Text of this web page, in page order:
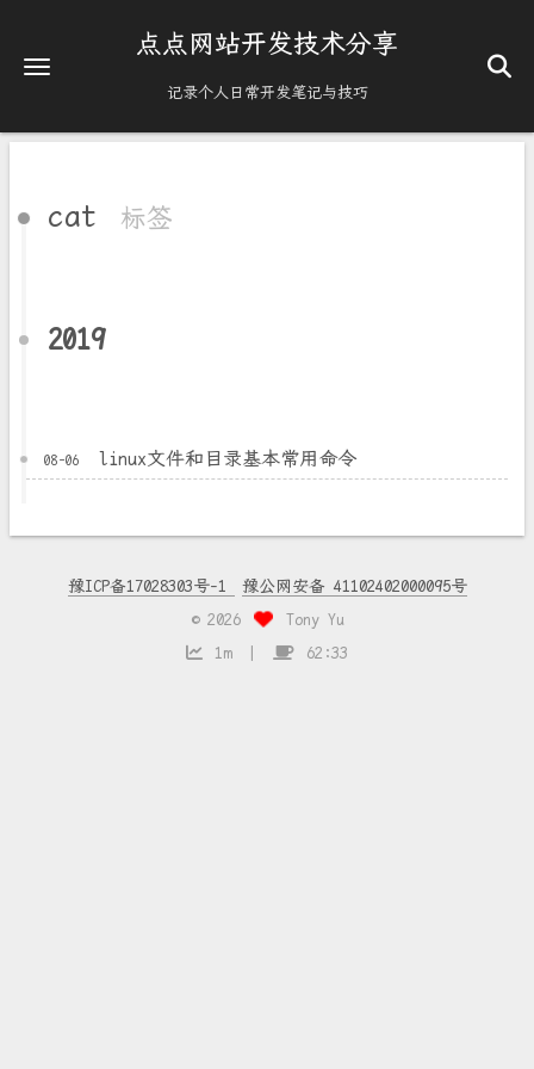
点点网站开发技术分享
记录个人日常开发笔记与技巧
cat 标签
2019
08-06 linux文件和目录基本常用命令
豫ICP备17028303号-1
豫公网安备 41102402000095号
© 2026
Tony Yu
1m
62:33